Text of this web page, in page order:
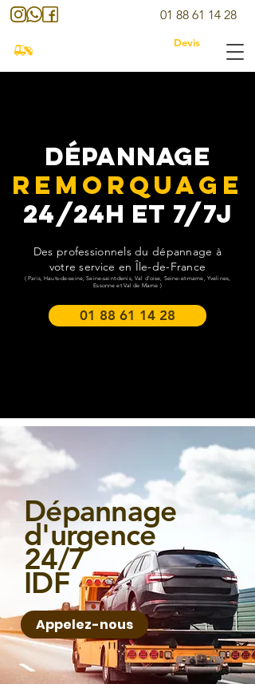
01 88 61 14 28
Assist Auto DepannageDevis
Dépannage
Remorquage
24/24H et 7/7J
Des professionnels du dépannage à
votre service en Île-de-France
( Paris, Hauts-de-seine, Seine-saint-denis, Val d'oise, Seine-et-marne, Yvelines,
Essonne et Val de Marne )
01 88 61 14 28
Dépannage
d'urgence
24/7
IDF
Appelez-nous